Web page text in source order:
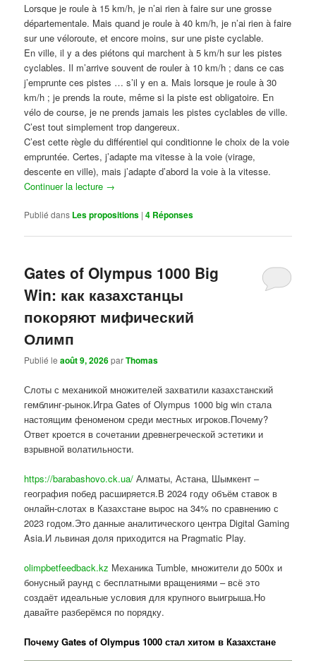
Lorsque je roule à 15 km/h, je n’ai rien à faire sur une grosse
départementale. Mais quand je roule à 40 km/h, je n’ai rien à faire
sur une véloroute, et encore moins, sur une piste cyclable.
En ville, il y a des piétons qui marchent à 5 km/h sur les pistes
cyclables. Il m’arrive souvent de rouler à 10 km/h ; dans ce cas
j’emprunte ces pistes … s’il y en a. Mais lorsque je roule à 30
km/h ; je prends la route, même si la piste est obligatoire. En
vélo de course, je ne prends jamais les pistes cyclables de ville.
C’est tout simplement trop dangereux.
C’est cette règle du différentiel qui conditionne le choix de la voie
empruntée. Certes, j’adapte ma vitesse à la voie (virage,
descente en ville), mais j’adapte d’abord la voie à la vitesse.
Continuer la lecture →
Publié dans Les propositions |4 Réponses
Gates of Olympus 1000 Big
Win: как казахстанцы
покоряют мифический
Олимп
Publié leaoût 9, 2026parThomas
Слоты с механикой множителей захватили казахстанский
гемблинг-рынок.Игра Gates of Olympus 1000 big win стала
настоящим феноменом среди местных игроков.Почему?
Ответ кроется в сочетании древнегреческой эстетики и
взрывной волатильности.
https://barabashovo.ck.ua/ Алматы, Астана, Шымкент –
география побед расширяется.В 2024 году объём ставок в
онлайн-слотах в Казахстане вырос на 34% по сравнению с
2023 годом.Это данные аналитического центра Digital Gaming
Asia.И львиная доля приходится на Pragmatic Play.
olimpbetfeedback.kz Механика Tumble, множители до 500x и
бонусный раунд с бесплатными вращениями – всё это
создаёт идеальные условия для крупного выигрыша.Но
давайте разберёмся по порядку.
Почему Gates of Olympus 1000 стал хитом в Казахстане